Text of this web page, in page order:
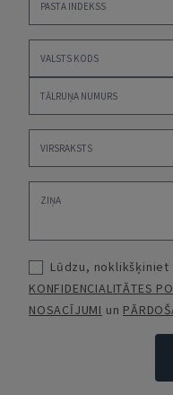
Lūdzu,
KONFIDENCIALITĀTES
NOSACĪJUMI un